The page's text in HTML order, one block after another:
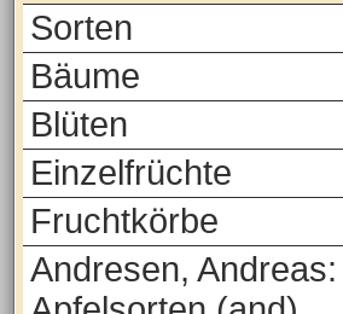
Sorten
Bäume
Blüten
Einzelfrüchte
Fruchtkörbe
Andresen, Andreas: